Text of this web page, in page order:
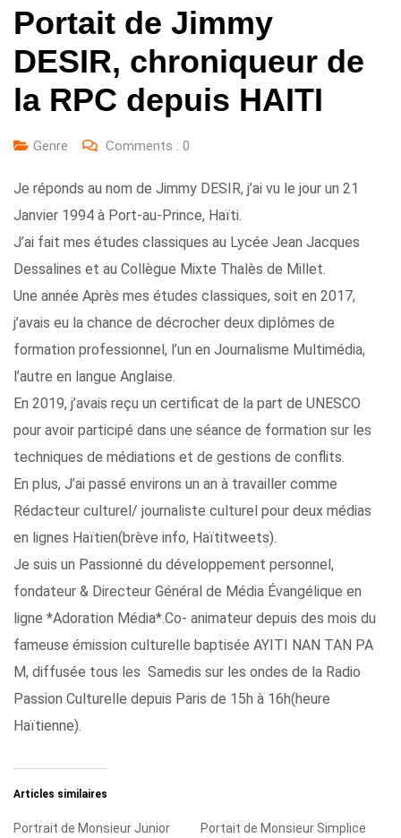
Portait de Jimmy
DESIR, chroniqueur de
la RPC depuis HAITI
Genre Comments : 0
Je réponds au nom de Jimmy DESIR, j’ai vu le jour un 21
Janvier 1994 à Port-au-Prince, Haïti.
J’ai fait mes études classiques au Lycée Jean Jacques
Dessalines et au Collègue Mixte Thalès de Millet.
Une année Après mes études classiques, soit en 2017,
j’avais eu la chance de décrocher deux diplômes de
formation professionnel, l’un en Journalisme Multimédia,
l’autre en langue Anglaise.
En 2019, j’avais reçu un certificat de la part de UNESCO
pour avoir participé dans une séance de formation sur les
techniques de médiations et de gestions de conflits.
En plus, J’ai passé environs un an à travailler comme
Rédacteur culturel/ journaliste culturel pour deux médias
en lignes Haïtien(brève info, Haïtitweets).
Je suis un Passionné du développement personnel,
fondateur & Directeur Général de Média Évangélique en
ligne *Adoration Média*.Co- animateur depuis des mois du
fameuse émission culturelle baptisée AYITI NAN TAN PA
M, diffusée tous les Samedis sur les ondes de la Radio
Passion Culturelle depuis Paris de 15h à 16h(heure
Haïtienne).
Articles similaires
Portrait de Monsieur Junior
Portait de Monsieur Simplice